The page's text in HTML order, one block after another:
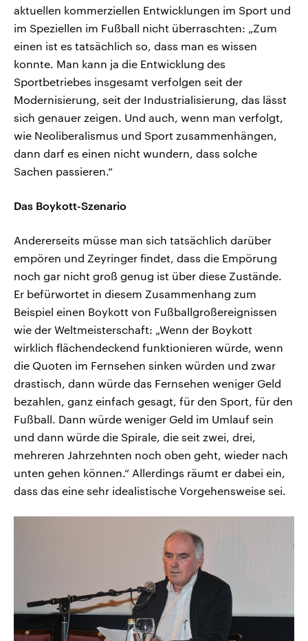
aktuellen kommerziellen Entwicklungen im Sport und
im Speziellen im Fußball nicht überraschten: „Zum
einen ist es tatsächlich so, dass man es wissen
konnte. Man kann ja die Entwicklung des
Sportbetriebes insgesamt verfolgen seit der
Modernisierung, seit der Industrialisierung, das lässt
sich genauer zeigen. Und auch, wenn man verfolgt,
wie Neoliberalismus und Sport zusammenhängen,
dann darf es einen nicht wundern, dass solche
Sachen passieren.“
Das Boykott-Szenario
Andererseits müsse man sich tatsächlich darüber
empören und Zeyringer findet, dass die Empörung
noch gar nicht groß genug ist über diese Zustände.
Er befürwortet in diesem Zusammenhang zum
Beispiel einen Boykott von Fußballgroßereignissen
wie der Weltmeisterschaft: „Wenn der Boykott
wirklich flächendeckend funktionieren würde, wenn
die Quoten im Fernsehen sinken würden und zwar
drastisch, dann würde das Fernsehen weniger Geld
bezahlen, ganz einfach gesagt, für den Sport, für den
Fußball. Dann würde weniger Geld im Umlauf sein
und dann würde die Spirale, die seit zwei, drei,
mehreren Jahrzehnten noch oben geht, wieder nach
unten gehen können.“ Allerdings räumt er dabei ein,
dass das eine sehr idealistische Vorgehensweise sei.